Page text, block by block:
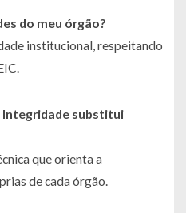
do meu órgão?
institucional, respeitando
Integridade substitui
que orienta a
de cada órgão.